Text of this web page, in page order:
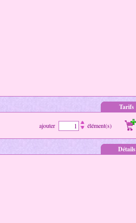
Tarifs
ajouter élément(s)
Détails